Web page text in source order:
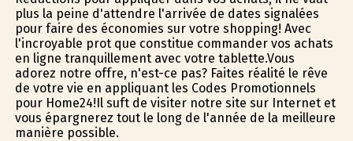
plus la peine d'attendre l'arrivée de dates signalées
pour faire des économies sur votre shopping! Avec
l'incroyable profit que constitue commander vos achats
en ligne tranquillement avec votre tablette.Vous
adorez notre offre, n'est-ce pas? Faites réalité le rêve
de votre vie en appliquant les Codes Promotionnels
pour Home24!Il suffit de visiter notre site sur Internet et
vous épargnerez tout le long de l'année de la meilleure
manière possible.